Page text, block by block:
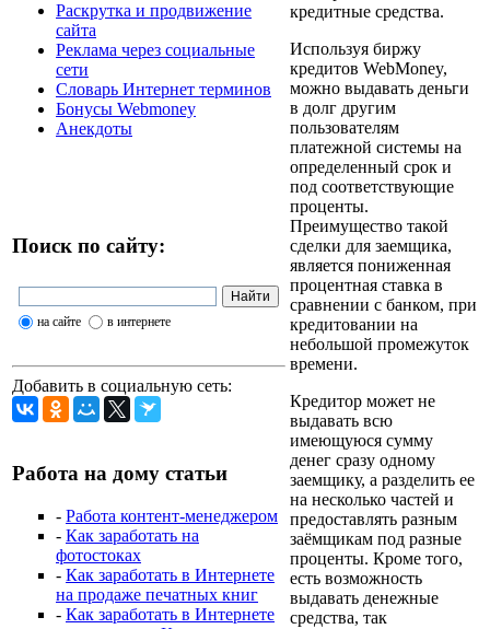
Раскрутка и продвижение
сайта
Реклама через социальные
сети
Словарь Интернет терминов
Бонусы Webmoney
Анекдоты
Поиск по сайту:
на сайте в интернете
Добавить в социальную сеть:
Работа на дому статьи
- Работа контент-менеджером
- Как заработать на
фотостоках
- Как заработать в Интернете
на продаже печатных книг
- Как заработать в Интернете
кредитные средства.
Используя биржу
кредитов WebMoney,
можно выдавать деньги
в долг другим
пользователям
платежной системы на
определенный срок и
под соответствующие
проценты.
Преимущество такой
сделки для заемщика,
является пониженная
процентная ставка в
сравнении с банком, при
кредитовании на
небольшой промежуток
времени.
Кредитор может не
выдавать всю
имеющуюся сумму
денег сразу одному
заемщику, а разделить ее
на несколько частей и
предоставлять разным
заёмщикам под разные
проценты. Кроме того,
есть возможность
выдавать денежные
средства, так